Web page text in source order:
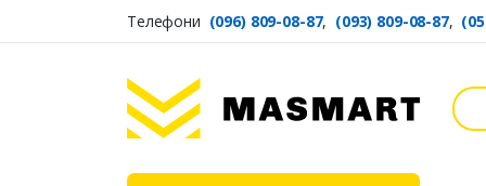
Телефони (096) 809-08-87, (093) 809-08-87,
Masmart